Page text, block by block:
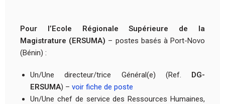
Pour l’Ecole Régionale Supérieure de la
Magistrature (ERSUMA) – postes basés à Port-Novo
(Bénin) :
Un/Une directeur/trice Général(e) (Ref. DG-
ERSUMA) – voir fiche de poste
Un/Une chef de service des Ressources Humaines,